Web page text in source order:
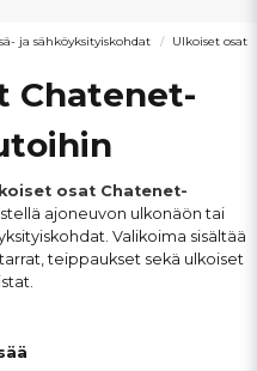
ja sähköyksityiskohdat Ulkoiset osat
Chatenet-
osat Chatenet-
ajoneuvon ulkonäön tai
Valikoima sisältää
teippaukset sekä ulkoiset
. Kaikki tuotteet on valittu